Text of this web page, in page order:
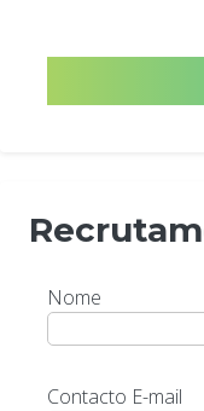
Nome
Contacto E-mail